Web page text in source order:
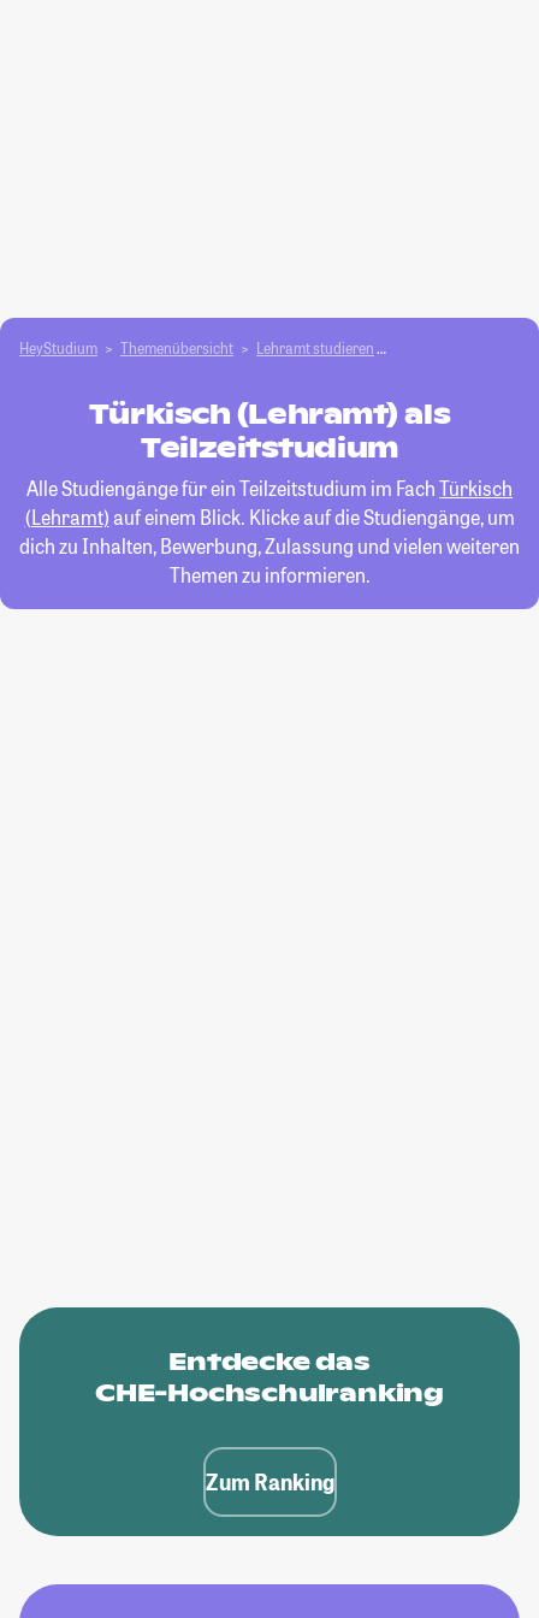
HeyStudium Themenübersicht Lehramt studieren
Türkisch (Lehramt) als
Teilzeitstudium
Alle Studiengänge für ein Teilzeitstudium im FachTürkisch
(Lehramt)auf einem Blick. Klicke auf die Studiengänge, um
dich zu Inhalten, Bewerbung, Zulassung und vielen weiteren
Themen zu informieren.
Entdecke das
CHE-Hochschulranking
Zum Ranking